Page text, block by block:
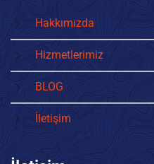
Hakkımızda
Hizmetlerimiz
BLOG
İletişim